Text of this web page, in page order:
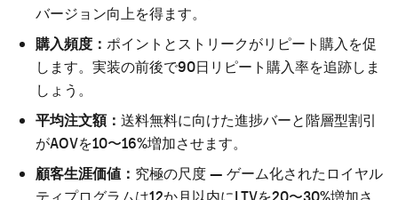
バージョン向上を得ます。
購入頻度： ポイントとストリークがリピート購入を促
します。実装の前後で90日リピート購入率を追跡しま
しょう。
平均注文額： 送料無料に向けた進捗バーと階層型割引
がAOVを10〜16%増加させます。
顧客生涯価値： 究極の尺度 — ゲーム化されたロイヤル
ティプログラムは12か月以内にLTVを20〜30%増加さ